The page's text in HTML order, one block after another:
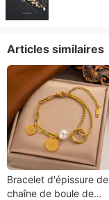
Articles similaires
Bracelet d'épissure de
chaîne de boule de